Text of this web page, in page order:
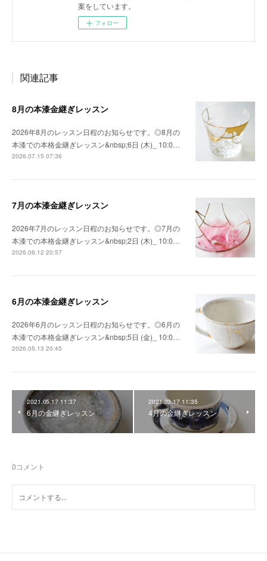
案をしています。
フォロー
関連記事
8月の本漆金継ぎレッスン
2026年8月のレッスン日程のお知らせです。◎8月の
本漆での本格金継ぎレッスン&nbsp;6日 (木)_ 10:0…
2026.07.15 07:36
7月の本漆金継ぎレッスン
2026年7月のレッスン日程のお知らせです。◎7月の
本漆での本格金継ぎレッスン&nbsp;2日 (木)_ 10:0…
2026.06.12 20:57
6月の本漆金継ぎレッスン
2026年6月のレッスン日程のお知らせです。◎6月の
本漆での本格金継ぎレッスン&nbsp;5日 (金)_ 10:0…
2026.05.13 20:45
2021.05.17 11:37
6月の金継ぎレッスン
2021.03.17 11:35
4月の金継ぎレッスン
0コメント